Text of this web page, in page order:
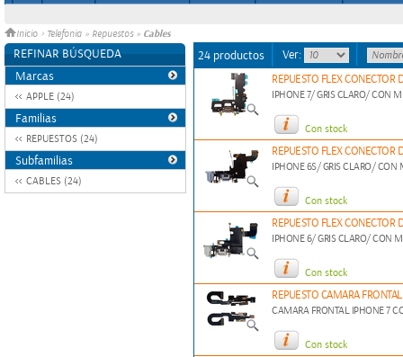
Inicio > Telefonia » Repuestos » Cables
REFINAR BÚSQUEDA
Marcas
APPLE (24)
Familias
REPUESTOS (24)
Subfamilias
CABLES (24)
24 productos Ver:
REPUESTO FLEX CONECTOR
IPHONE 7/ GRIS CLARO/ CON
Con stock
REPUESTO FLEX CONECTOR
IPHONE 6S/ GRIS CLARO/ CON
Con stock
REPUESTO FLEX CONECTOR
IPHONE 6/ GRIS CLARO/ CON
Con stock
REPUESTO CAMARA
CAMARA FRONTAL IPHONE 7
Con stock